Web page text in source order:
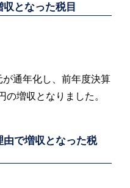
となった税目
通年化し、前年度決算
の増収となりました。
で増収となった税